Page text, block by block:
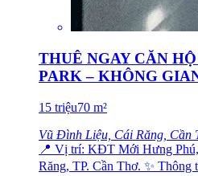
THUÊ NGAY CĂN
PARK – KHÔNG
15 triệu70 m²
Vũ Đình Liệu, Cái Răng, Cần
📍 Vị trí: KĐT Mới Hưng
Răng, TP. Cần Thơ. ✨